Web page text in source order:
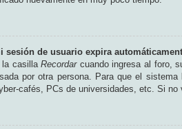
sesión de usuario expira
la casillaRecordarcuando ingresa al foro,
por otra persona. Para que el
cafés, PCs de universidades, etc. Si